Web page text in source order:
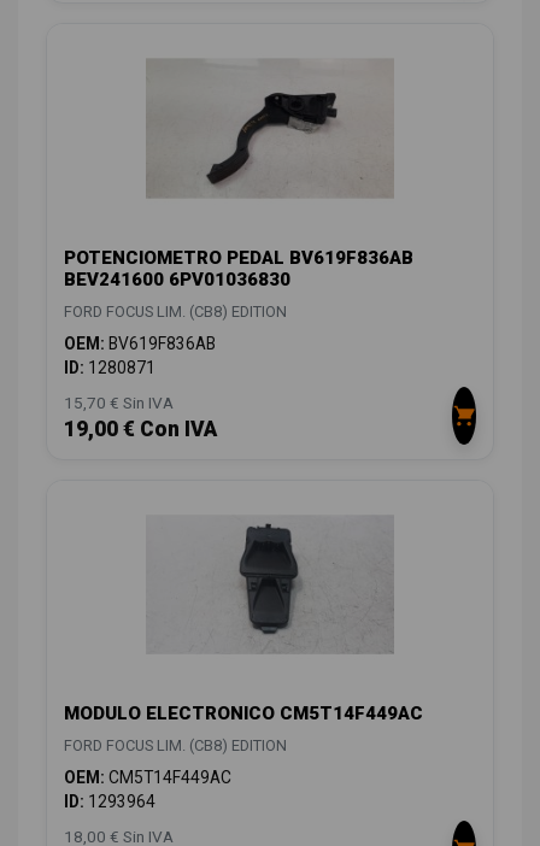
POTENCIOMETRO PEDAL BV619F836AB
BEV241600 6PV01036830
FORD FOCUS LIM. (CB8) EDITION
OEM: BV619F836AB
ID: 1280871
15,70 € Sin IVA
19,00 € Con IVA
MODULO ELECTRONICO CM5T14F449AC
FORD FOCUS LIM. (CB8) EDITION
OEM: CM5T14F449AC
ID: 1293964
18,00 € Sin IVA